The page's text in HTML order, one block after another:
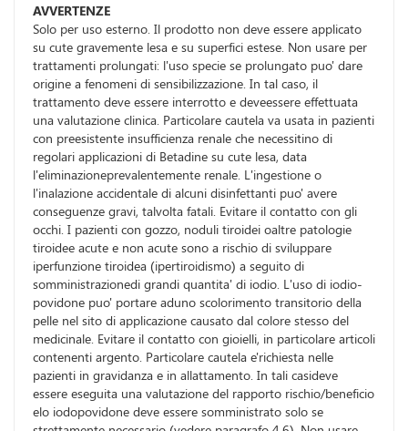
AVVERTENZE
Solo per uso esterno. Il prodotto non deve essere applicato
su cute gravemente lesa e su superfici estese. Non usare per
trattamenti prolungati: l'uso specie se prolungato puo' dare
origine a fenomeni di sensibilizzazione. In tal caso, il
trattamento deve essere interrotto e deveessere effettuata
una valutazione clinica. Particolare cautela va usata in pazienti
con preesistente insufficienza renale che necessitino di
regolari applicazioni di Betadine su cute lesa, data
l'eliminazioneprevalentemente renale. L'ingestione o
l'inalazione accidentale di alcuni disinfettanti puo' avere
conseguenze gravi, talvolta fatali. Evitare il contatto con gli
occhi. I pazienti con gozzo, noduli tiroidei oaltre patologie
tiroidee acute e non acute sono a rischio di sviluppare
iperfunzione tiroidea (ipertiroidismo) a seguito di
somministrazionedi grandi quantita' di iodio. L'uso di iodio-
povidone puo' portare aduno scolorimento transitorio della
pelle nel sito di applicazione causato dal colore stesso del
medicinale. Evitare il contatto con gioielli, in particolare articoli
contenenti argento. Particolare cautela e'richiesta nelle
pazienti in gravidanza e in allattamento. In tali casideve
essere eseguita una valutazione del rapporto rischio/beneficio
elo iodopovidone deve essere somministrato solo se